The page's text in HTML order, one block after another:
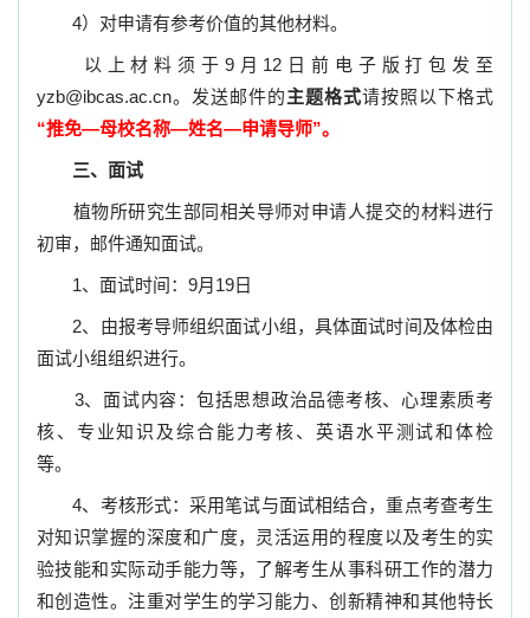
4） 对申请有参考价值的其他材料。
以上材料须于 9月 12 日前 电子版打包发至
yzb@ibcas.ac.cn。发送邮件的主题格式请按照以下格式
“推免—母校名称—姓名—申请导师”。
三、面试
植物所研究生部同相关导师对申请人提交的材料进行
初审，邮件通知面试。
1、 面试时间： 9月 19日
2、 由报考导师组织面试小组，具体面试时间及体检由
面试小组组织进行。
3、 面试内容：包括思想政治品德考核、心理素质考
核、专业知识及综合能力考核、英语水平测试和体检
等。
4、 考核形式：采用笔试与面试相结合，重点考查考生
对知识掌握的深度和广度，灵活运用的程度以及考生的实
验技能和实际动手能力等，了解考生从事科研工作的潜力
和创造性。注重对学生的学习能力、创新精神和其他特长